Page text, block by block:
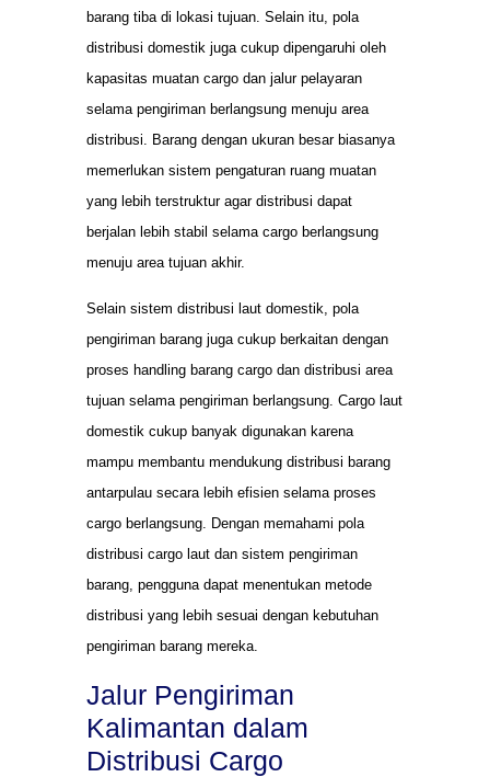
barang tiba di lokasi tujuan. Selain itu, pola
distribusi domestik juga cukup dipengaruhi oleh
kapasitas muatan cargo dan jalur pelayaran
selama pengiriman berlangsung menuju area
distribusi. Barang dengan ukuran besar biasanya
memerlukan sistem pengaturan ruang muatan
yang lebih terstruktur agar distribusi dapat
berjalan lebih stabil selama cargo berlangsung
menuju area tujuan akhir.
Selain sistem distribusi laut domestik, pola
pengiriman barang juga cukup berkaitan dengan
proses handling barang cargo dan distribusi area
tujuan selama pengiriman berlangsung. Cargo laut
domestik cukup banyak digunakan karena
mampu membantu mendukung distribusi barang
antarpulau secara lebih efisien selama proses
cargo berlangsung. Dengan memahami pola
distribusi cargo laut dan sistem pengiriman
barang, pengguna dapat menentukan metode
distribusi yang lebih sesuai dengan kebutuhan
pengiriman barang mereka.
Jalur Pengiriman
Kalimantan dalam
Distribusi Cargo